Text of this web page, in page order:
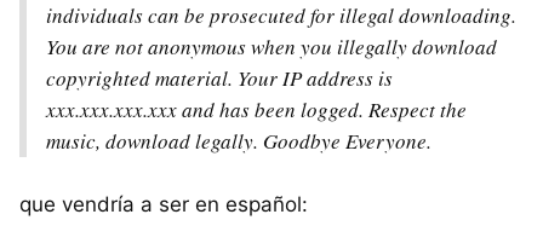
individuals can be prosecuted for illegal downloading.
You are not anonymous when you illegally download
copyrighted material. Your IP address is
xxx.xxx.xxx.xxx and has been logged. Respect the
music, download legally. Goodbye Everyone.
que vendría a ser en español: